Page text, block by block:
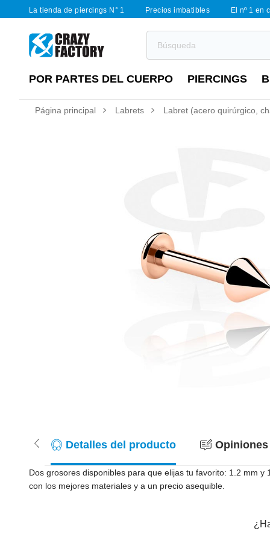
La tienda de piercings N° 1 Precios imbatibles El nº 1 en
POR PARTES DEL CUERPO PIERCINGS
Página principal Labrets Labret (acero quirúrgico,
Detalles del producto
Dos grosores disponibles para que elijas tu favorito: 1.2 mm
con los mejores materiales y a un precio asequible.